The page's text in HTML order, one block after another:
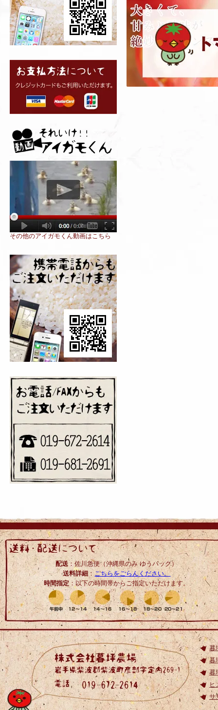
その他のアイガモくん動画はこちら
配送：佐川急便（沖縄県のみ ゆうパック）
送料詳細 ：こちらをごらんください。
時間指定 ：以下の時間帯からご指定いただけます。
暮
暮
暮
ヒ
サ